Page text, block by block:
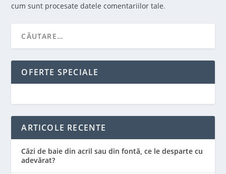
cum sunt procesate datele comentariilor tale.
OFERTE SPECIALE
ARTICOLE RECENTE
Căzi de baie din acril sau din fontă, ce le desparte cu
adevărat?